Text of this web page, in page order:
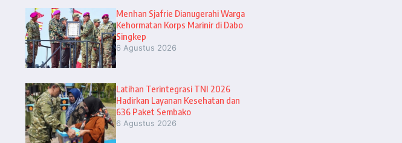
Menhan Sjafrie Dianugerahi Warga
Kehormatan Korps Marinir di Dabo
Singkep
6 Agustus 2026
Latihan Terintegrasi TNI 2026
Hadirkan Layanan Kesehatan dan
636 Paket Sembako
6 Agustus 2026